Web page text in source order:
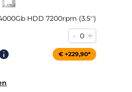
HDD 7200rpm (3.5'')
- 0 +
€ +229,90*